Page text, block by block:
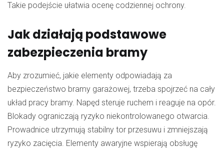
Takie podejście ułatwia ocenę codziennej ochrony.
Jak działają podstawowe
zabezpieczenia bramy
Aby zrozumieć, jakie elementy odpowiadają za
bezpieczeństwo bramy garażowej, trzeba spojrzeć na cały
układ pracy bramy. Napęd steruje ruchem i reaguje na opór.
Blokady ograniczają ryzyko niekontrolowanego otwarcia.
Prowadnice utrzymują stabilny tor przesuwu i zmniejszają
ryzyko zacięcia. Elementy awaryjne wspierają obsługę